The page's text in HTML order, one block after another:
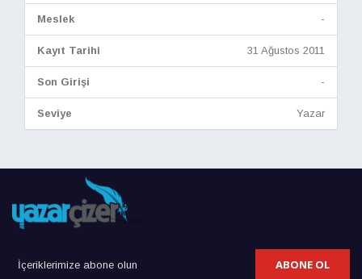
Meslek -
Kayıt Tarihi 31 Ağustos 2011
Son Girişi -
Seviye Yazar
ABONE OL